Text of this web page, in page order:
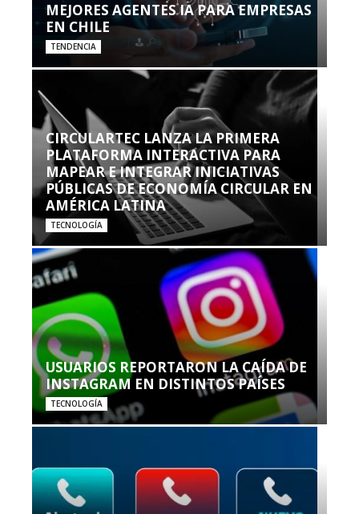
MEJORES AGENTES IA PARA EMPRESAS
EN CHILE
TENDENCIA
CIRCULARTEC LANZA LA PRIMERA
PLATAFORMA INTERACTIVA PARA
MAPEAR E INTEGRAR INICIATIVAS
PÚBLICAS DE ECONOMÍA CIRCULAR EN
AMÉRICA LATINA
TECNOLOGÍA
USUARIOS REPORTARON LA CAÍDA DE
INSTAGRAM EN DISTINTOS PAÍSES
TECNOLOGÍA